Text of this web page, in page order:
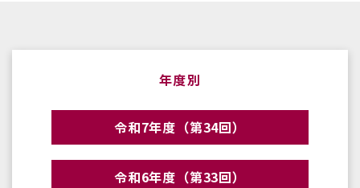
年度別
令和7年度（第34回）
令和6年度（第33回）